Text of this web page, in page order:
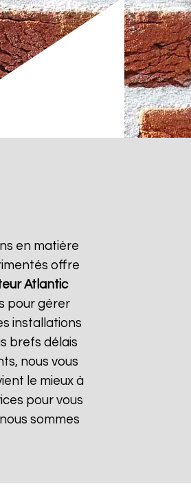
en matière
offre
Atlantic
pour gérer
installations
brefs délais
nous vous
le mieux à
pour vous
sommes